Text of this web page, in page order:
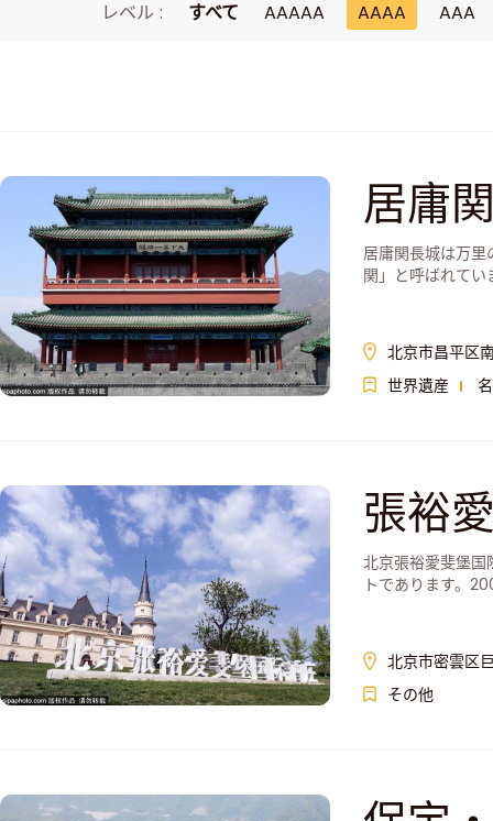
レベル : すべて AAAAA AAAA AAA
居庸
居庸関長城は万里
関」と呼ばれてい
北京市昌平区
世界遺産
張裕
北京張裕愛斐堡国
トであります。
北京市密雲区
その他